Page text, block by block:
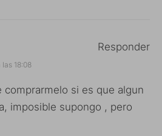
las 18:08
comprarmelo si es que algun
imposible supongo , pero
Responder